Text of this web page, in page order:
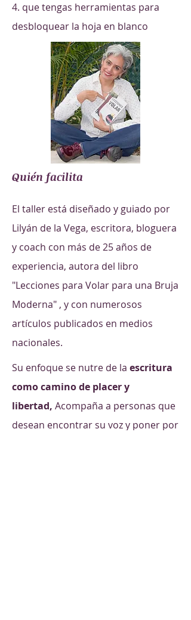
4. que tengas herramientas para
desbloquear la hoja en blanco
Quién facilita
El taller está diseñado y guiado por
Lilyán de la Vega, escritora, bloguera
y coach con más de 25 años de
experiencia, autora del libro
"Lecciones para Volar para una Bruja
Moderna" , y con numerosos
artículos publicados en medios
nacionales.
Su enfoque se nutre de la escritura
como camino de placer y
libertad, Acompaña a personas que
desean encontrar su voz y poner por